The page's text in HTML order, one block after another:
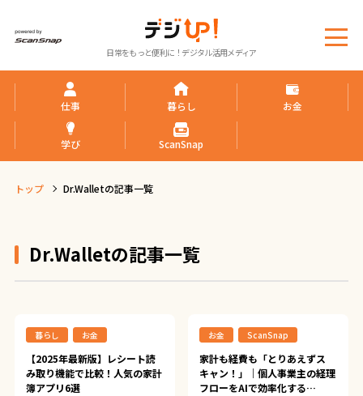
日常をもっと便利に！デジタル活用メディア
メ
ニ
仕事 暮らし お金
学び ScanSnap
トップ Dr.Walletの記事一覧
Dr.Walletの記事一覧
暮らし お金
【2025年最新版】レシート読
み取り機能で比較！人気の家計
簿アプリ6選
お金 ScanSnap
家計も経費も「とりあえずス
キャン！」｜個人事業主の経理
フローをAIで効率化する